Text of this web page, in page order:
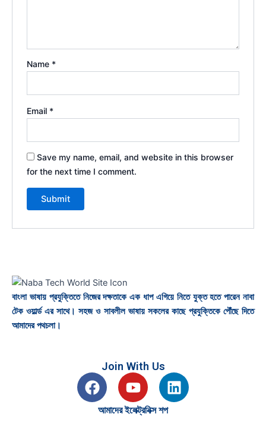
Name *
Email *
Save my name, email, and website in this browser
for the next time I comment.
বাংলা ভাষায় প্রযুক্তিতে নিজের দক্ষতাকে এক ধাপ এগিয়ে নিতে যুক্ত হতে পারেন নাবা
টেক ওয়ার্ল্ড এর সাথে। সহজ ও সাবলীল ভাষায় সকলের কাছে প্রযুক্তিকে পৌঁছে দিতে
আমাদের পথচলা।
Join With Us
F
a
c
Y
o
u
L
i
আমাদের ইলেক্ট্রনিক্স শপ